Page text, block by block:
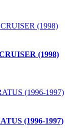
(1998)
(1996-1997)